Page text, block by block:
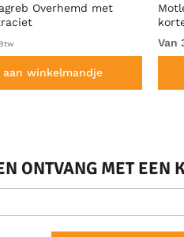
Overhemd met
aan winkelmandje
Van
ONTVANG MET EEN